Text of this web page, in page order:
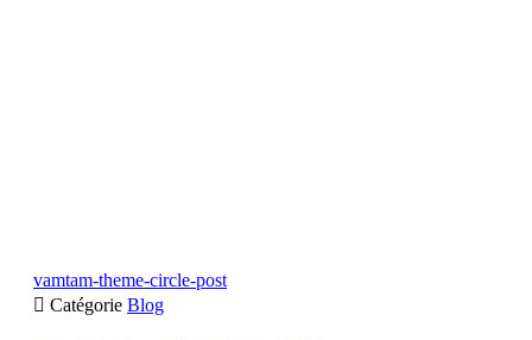
vamtam-theme-circle-post
 Catégorie Blog